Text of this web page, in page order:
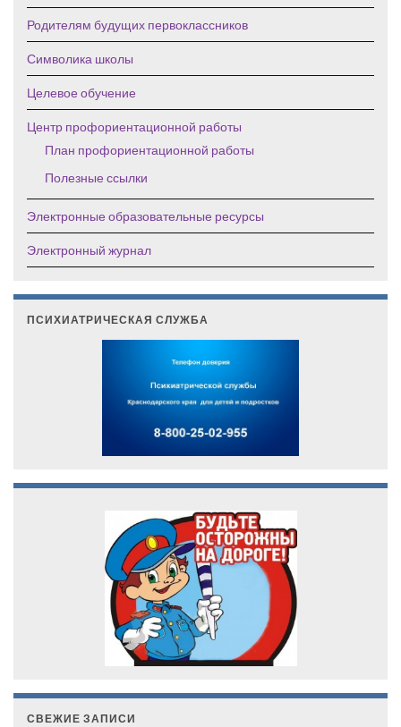
Родителям будущих первоклассников
Символика школы
Целевое обучение
Центр профориентационной работы
План профориентационной работы
Полезные ссылки
Электронные образовательные ресурсы
Электронный журнал
ПСИХИАТРИЧЕСКАЯ СЛУЖБА
СВЕЖИЕ ЗАПИСИ